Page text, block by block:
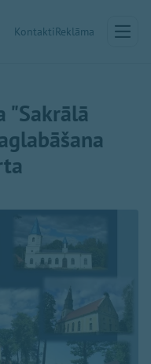
KontaktiReklāma
"Sakrālā